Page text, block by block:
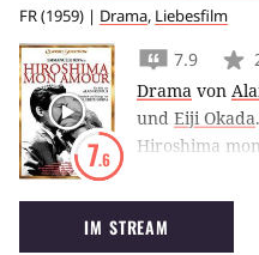
FR(1959) | Drama, Liebesfilm
7.6
7.9
Drama von
und Eiji Okada.
Hiroshima
Nouvelle
in den
IM STREAM